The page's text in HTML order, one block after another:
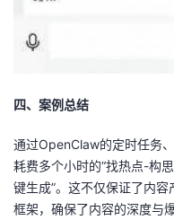
四、案例总结
通过OpenClaw的定时任务
耗费多个小时的“找热点-构
键生成”。这不仅保证了内
框架，确保了内容的深度与